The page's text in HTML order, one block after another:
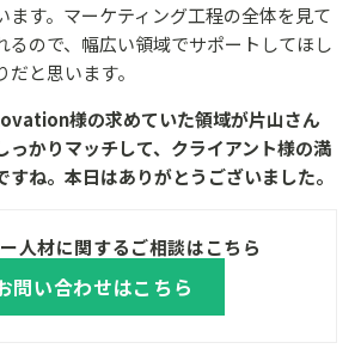
ます。マーケティング工程の全体を見て
るので、幅広い領域でサポートしてほし
と思います。
様の求めていた領域が片山さん
っかりマッチして、クライアント様の満
すね。本日はありがとうございました。
人材に関するご相談はこちら
問い合わせはこちら